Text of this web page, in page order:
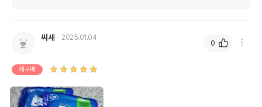
씨새 2025.01.04
재구매
0